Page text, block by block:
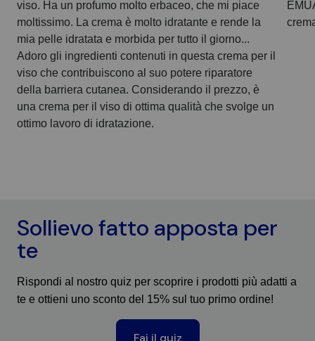
viso. Ha un profumo molto erbaceo, che mi piace
moltissimo. La crema è molto idratante e rende la
mia pelle idratata e morbida per tutto il giorno...
Adoro gli ingredienti contenuti in questa crema per il
viso che contribuiscono al suo potere riparatore
della barriera cutanea. Considerando il prezzo, è
una crema per il viso di ottima qualità che svolge un
ottimo lavoro di idratazione.
Sollievo fatto apposta per
te
Rispondi al nostro quiz per scoprire i prodotti più adatti a
te e ottieni uno sconto del 15% sul tuo primo ordine!
Fai il quiz